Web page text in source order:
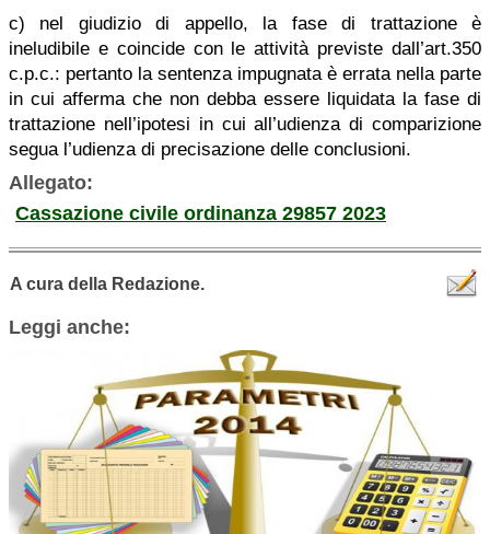
c) nel giudizio di appello, la fase di trattazione è
ineludibile e coincide con le attività previste dall’art.350
c.p.c.: pertanto la sentenza impugnata è errata nella parte
in cui afferma che non debba essere liquidata la fase di
trattazione nell’ipotesi in cui all’udienza di comparizione
segua l’udienza di precisazione delle conclusioni.
Allegato:
Cassazione civile ordinanza 29857 2023
A cura della Redazione.
Leggi anche: